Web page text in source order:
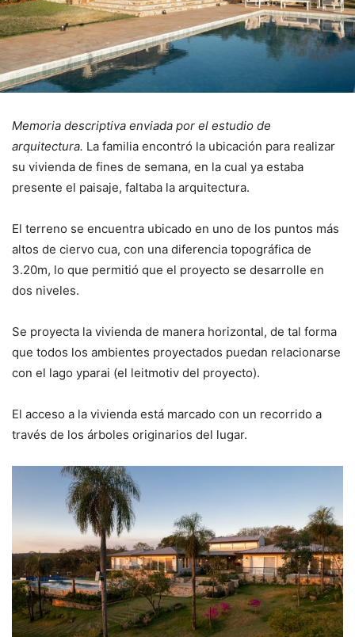
Memoria descriptiva enviada por el estudio de
arquitectura. La familia encontró la ubicación para realizar
su vivienda de fines de semana, en la cual ya estaba
presente el paisaje, faltaba la arquitectura.
El terreno se encuentra ubicado en uno de los puntos más
altos de ciervo cua, con una diferencia topográfica de
3.20m, lo que permitió que el proyecto se desarrolle en
dos niveles.
Se proyecta la vivienda de manera horizontal, de tal forma
que todos los ambientes proyectados puedan relacionarse
con el lago yparai (el leitmotiv del proyecto).
El acceso a la vivienda está marcado con un recorrido a
través de los árboles originarios del lugar.